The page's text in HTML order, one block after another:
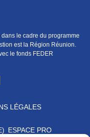
le cadre du programme
est la Région Réunion.
le fonds FEDER
LÉGALES
ESPACE PRO